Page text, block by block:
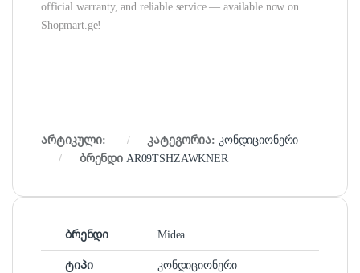
official warranty, and reliable service — available now on
Shopmart.ge!
არტიკული: კატეგორია: კონდიციონერი
ბრენდი AR09TSHZAWKNER
ბრენდი Midea
ტიპი კონდიციონერი